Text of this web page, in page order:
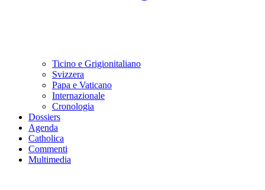
Ticino e Grigionitaliano
Svizzera
Papa e Vaticano
Internazionale
Cronologia
Dossiers
Agenda
Catholica
Commenti
Multimedia